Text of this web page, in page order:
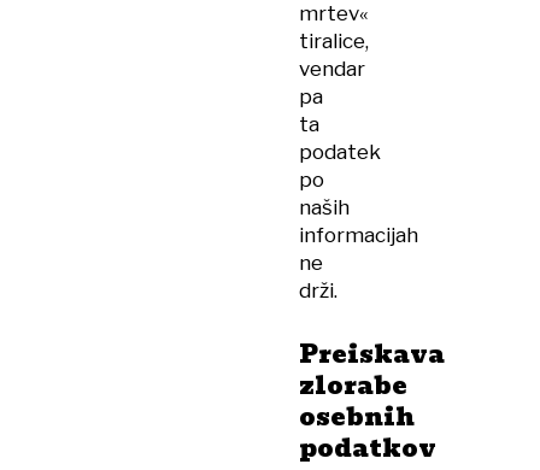
mrtev«
tiralice,
vendar
pa
ta
podatek
po
naših
informacijah
ne
drži.
Preiskava
zlorabe
osebnih
podatkov